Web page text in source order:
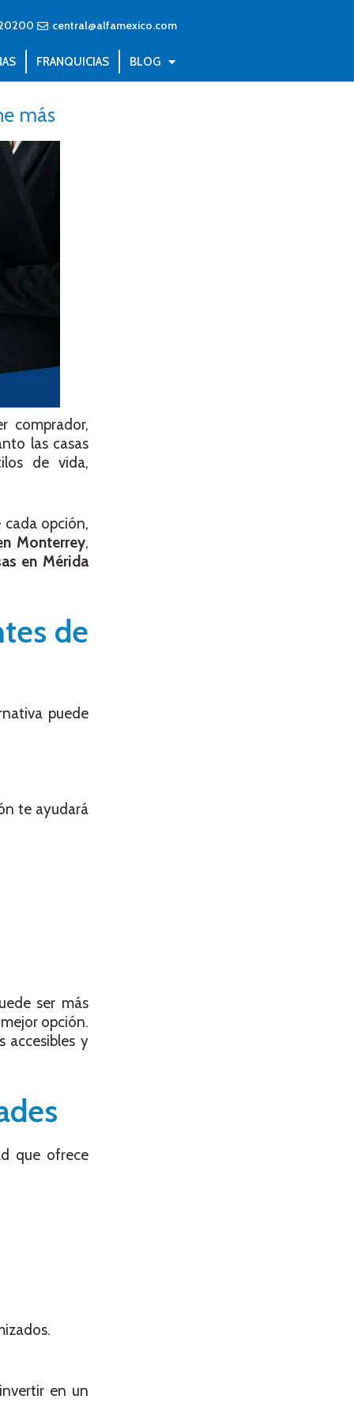
central@alfamexico.com
FRANQUICIAS BLOG
más
comprador,
las casas
de vida,
opción,
Monterrey,
en Mérida
de
puede
te ayudará
ser más
opción.
accesibles y
que ofrece
en un